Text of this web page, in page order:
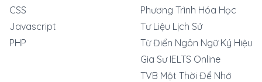
CSS
Javascript
PHP
Phương Trình Hóa Học
Tư Liệu Lịch Sử
Từ Điển Ngôn Ngữ Ký Hiệu
Gia Sư IELTS Online
TVB Một Thời Để Nhớ